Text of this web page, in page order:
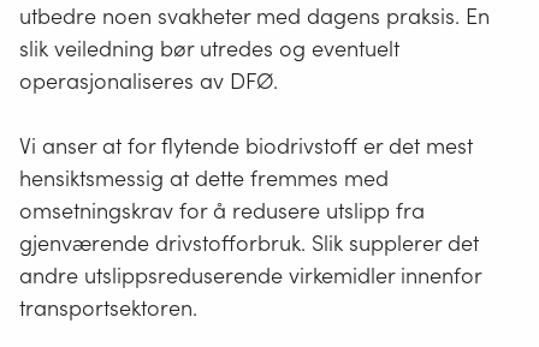
utbedre noen svakheter med dagens praksis. En
slik veiledning bør utredes og eventuelt
operasjonaliseres av DFØ.
Vi anser at for flytende biodrivstoff er det mest
hensiktsmessig at dette fremmes med
omsetningskrav for å redusere utslipp fra
gjenværende drivstofforbruk. Slik supplerer det
andre utslippsreduserende virkemidler innenfor
transportsektoren.